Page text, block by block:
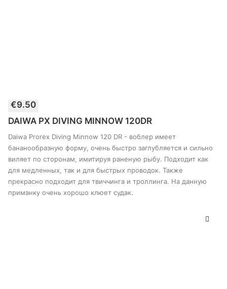
товар
несколько
вариантов.
Опции
можно
выбрать
на
странице
товара
€9.50
DAIWA PX DIVING MINNOW 120DR
Daiwa Prorex Diving Minnow 120 DR - воблер имеет
бананообразную форму, очень быстро заглубляется и сильно
виляет по сторонам, имитируя раненую рыбу. Подходит как
для медленных, так и для быстрых проводок. Также
прекрасно подходит для твиччинга и троллинга. На данную
приманку очень хорошо клюет судак.